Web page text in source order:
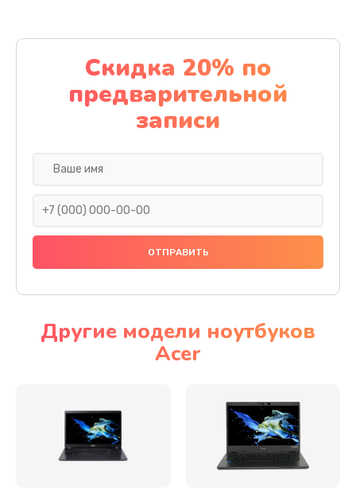
Заказать
Чистка от пыли
1060 руб.
Заказать
Ремонт подсветки
Настройка BIOS
Замена видеочипа
Скидка 20% по
предварительной
записи
Другие модели ноутбуков
Acer